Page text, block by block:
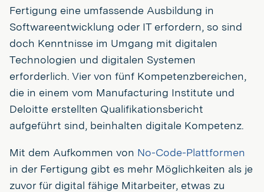
Fertigung eine umfassende Ausbildung in
Softwareentwicklung oder IT erfordern, so sind
doch Kenntnisse im Umgang mit digitalen
Technologien und digitalen Systemen
erforderlich. Vier von fünf Kompetenzbereichen,
die in einem vom Manufacturing Institute und
Deloitte erstellten Qualifikationsbericht
aufgeführt sind, beinhalten digitale Kompetenz.
Mit dem Aufkommen von No-Code-Plattformen
in der Fertigung gibt es mehr Möglichkeiten als je
zuvor für digital fähige Mitarbeiter, etwas zu